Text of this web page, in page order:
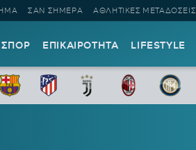
ΣΑΝ ΣΗΜΕΡΑ ΑΘΛΗΤΙΚΕΣ ΜΕΤΑΔΟΣΕΙΣ
ΣΠΟΡ ΕΠΙΚΑΙΡΟΤΗΤΑ LIFESTYLE